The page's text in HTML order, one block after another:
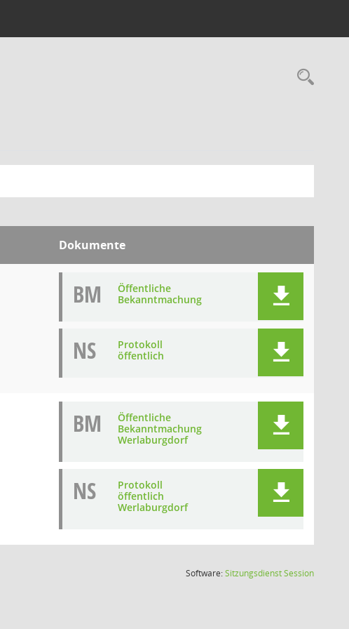
Dokumente
BM
Öffentliche
Bekanntmachung
NS
Protokoll
öffentlich
BM
Öffentliche
Bekanntmachung
Werlaburgdorf
NS
Protokoll
öffentlich
Werlaburgdorf
Software:SitzungsdienstSession(Wird in